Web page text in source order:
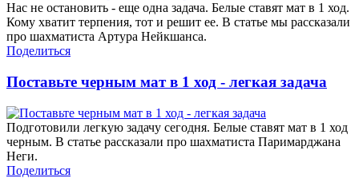
Нас не остановить - еще одна задача. Белые ставят мат в 1 ход.
Кому хватит терпения, тот и решит ее. В статье мы рассказали
про шахматиста Артура Нейкшанса.
Поделиться
Поставьте черным мат в 1 ход - легкая задача
Подготовили легкую задачу сегодня. Белые ставят мат в 1 ход
черным. В статье рассказали про шахматиста Паримарджана
Неги.
Поделиться